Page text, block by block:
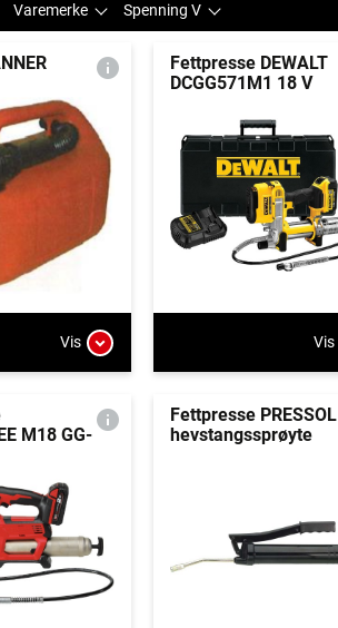
Varemerke Spenning V
Vis
Fettpresse DEWALT
DCGG571M1 18 V
Vis
M18 GG-
Fettpresse PRESSOL
hevstangssprøyte